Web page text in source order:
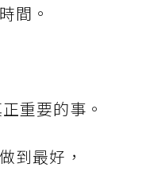
間。
重要的事。
到最好，